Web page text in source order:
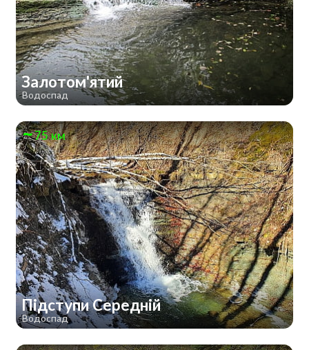
Залотом'ятий
Водоспад
75 км
Підступи Середній
Водоспад